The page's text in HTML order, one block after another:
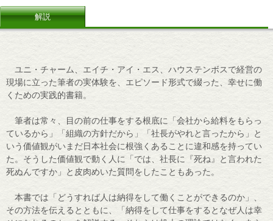
解説
ユニ・チャーム、エイチ・アイ・エス、ハウステンボスで経営の
現場に立った筆者の実体験を、エピソード形式で綴った、幸せに働
くための実践的書籍。
筆者は常々、目の前の仕事をする根底に「会社から給料をもらっ
ているから」「組織の方針だから」「社長がやれと言ったから」と
いう価値観がいまだ日本社会に根強くあることに違和感を持ってい
た。そうした価値観で動く人に「では、社長に『死ね』と言われた
死ぬんですか」と皮肉めいた質問をしたこともあった。
本書では「どうすれば人は納得をして働くことができるのか」、
その方法を伝えるとともに、「納得をして仕事をするとなぜ人は幸